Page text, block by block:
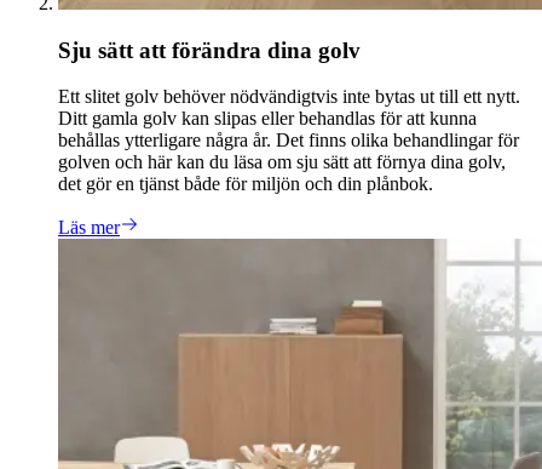
Sju sätt att förändra dina golv
Ett slitet golv behöver nödvändigtvis inte bytas ut till ett nytt.
Ditt gamla golv kan slipas eller behandlas för att kunna
behållas ytterligare några år. Det finns olika behandlingar för
golven och här kan du läsa om sju sätt att förnya dina golv,
det gör en tjänst både för miljön och din plånbok.
Läs mer